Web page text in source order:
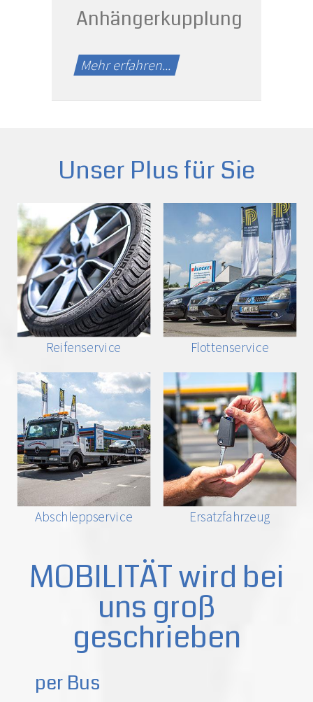
Anhängerkupplung
Mehr erfahren...
Unser Plus für Sie
Reifenservice Flottenservice
Abschleppservice Ersatzfahrzeug
MOBILITÄT wird bei
uns groß
geschrieben
per Bus